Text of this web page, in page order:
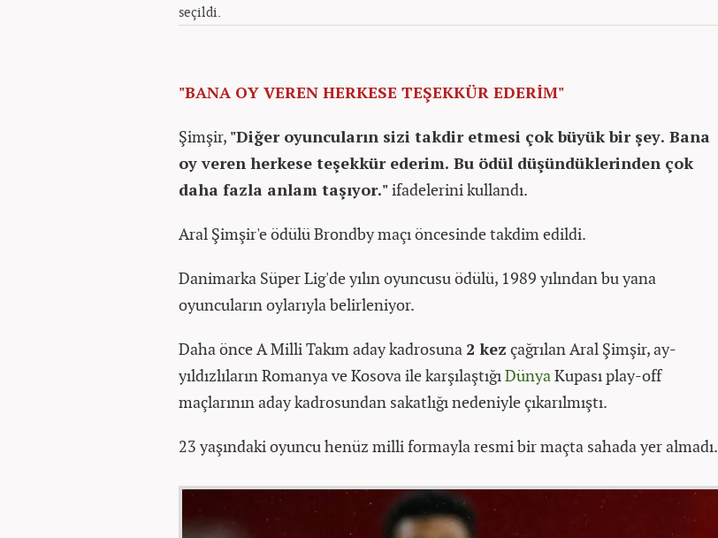
seçildi.
"BANA OY VEREN HERKESE TEŞEKKÜR EDERİM"
Şimşir, "Diğer oyuncuların sizi takdir etmesi çok büyük bir şey. Bana
oy veren herkese teşekkür ederim. Bu ödül düşündüklerinden çok
daha fazla anlam taşıyor."ifadelerini kullandı.
Aral Şimşir'e ödülü Brondby maçı öncesinde takdim edildi.
Danimarka Süper Lig'de yılın oyuncusu ödülü, 1989 yılından bu yana
oyuncuların oylarıyla belirleniyor.
Daha önce A Milli Takım aday kadrosuna 2 kez çağrılan Aral Şimşir, ay-
yıldızlıların Romanya ve Kosova ile karşılaştığıDünyaKupası play-off
maçlarının aday kadrosundan sakatlığı nedeniyle çıkarılmıştı.
23 yaşındaki oyuncu henüz milli formayla resmi bir maçta sahada yer almadı.